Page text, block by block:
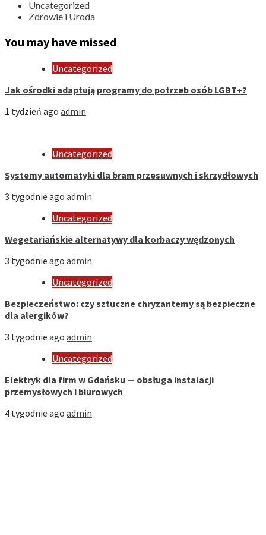
Uncategorized
Zdrowie i Uroda
You may have missed
Uncategorized
Jak ośrodki adaptują programy do potrzeb osób LGBT+?
1 tydzień ago admin
Uncategorized
Systemy automatyki dla bram przesuwnych i skrzydłowych
3 tygodnie ago admin
Uncategorized
Wegetariańskie alternatywy dla korbaczy wędzonych
3 tygodnie ago admin
Uncategorized
Bezpieczeństwo: czy sztuczne chryzantemy są bezpieczne
dla alergików?
3 tygodnie ago admin
Uncategorized
Elektryk dla firm w Gdańsku — obsługa instalacji
przemysłowych i biurowych
4 tygodnie ago admin